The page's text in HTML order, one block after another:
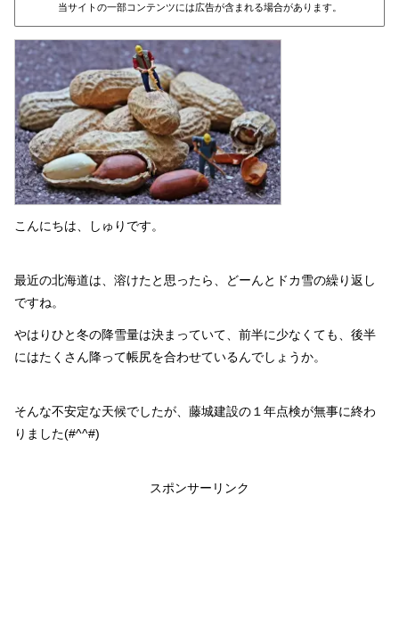
当サイトの一部コンテンツには広告が含まれる場合があります。
こんにちは、しゅりです。
最近の北海道は、溶けたと思ったら、どーんとドカ雪の繰り返し
ですね。
やはりひと冬の降雪量は決まっていて、前半に少なくても、後半
にはたくさん降って帳尻を合わせているんでしょうか。
そんな不安定な天候でしたが、藤城建設の１年点検が無事に終わ
りました(#^^#)
スポンサーリンク